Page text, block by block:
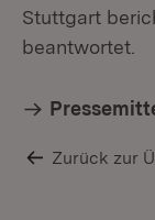
Stuttgart
beantwortet.
Zurück zur